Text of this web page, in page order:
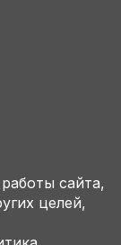
сайта,
целей,